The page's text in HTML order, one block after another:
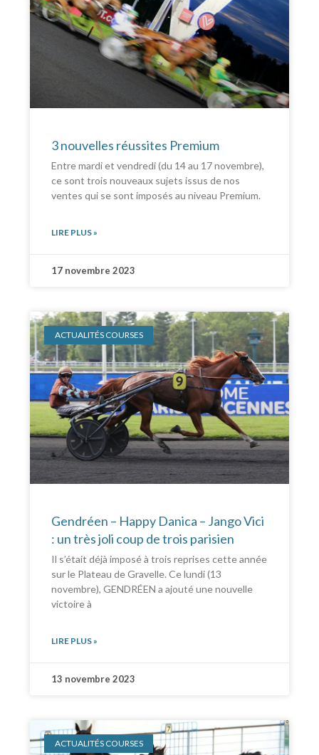
3 nouvelles réussites Premium
Entre mardi et vendredi (du 14 au 17 novembre),
ce sont trois nouveaux sujets issus de nos
ventes qui se sont imposés au niveau Premium.
LIRE PLUS »
17 novembre 2023
ACTUALITÉS COURSES
Gendréen – Happy Danica – Jango Vici
: un très joli coup de trois parisien
Il s’était déjà imposé à trois reprises cette année
sur le Plateau de Gravelle. Ce lundi (13
novembre), GENDRÉEN a ajouté une nouvelle
victoire à
LIRE PLUS »
13 novembre 2023
ACTUALITÉS COURSES